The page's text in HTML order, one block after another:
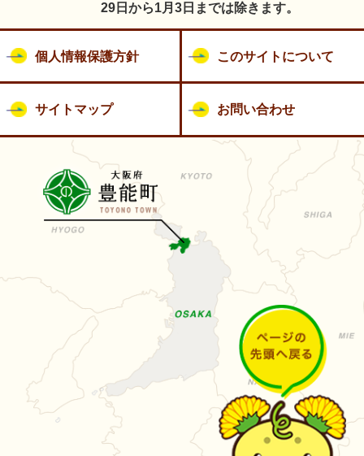
29日から1月3日までは除きます。
個人情報保護方針 このサイトについて
サイトマップ お問い合わせ